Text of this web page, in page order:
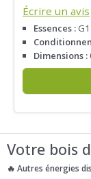
Écrire un avis
Essences :
Dimensions :
Votre bois
🔥 Autres énergies